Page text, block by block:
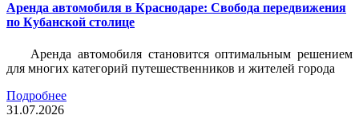
Аренда автомобиля в Краснодаре: Свобода передвижения
по Кубанской столице
Аренда автомобиля становится оптимальным решением
для многих категорий путешественников и жителей города
Подробнее
31.07.2026